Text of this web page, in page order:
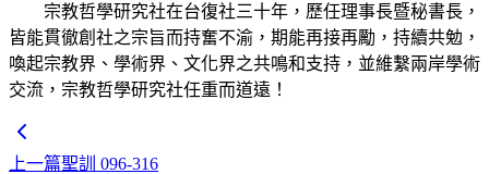
宗教哲學研究社在台復社三十年，歷任理事長暨秘書長，
皆能貫徹創社之宗旨而持奮不渝，期能再接再勵，持續共勉，
喚起宗教界、學術界、文化界之共鳴和支持，並維繫兩岸學術
交流，宗教哲學研究社任重而道遠！
上一篇聖訓 096-316